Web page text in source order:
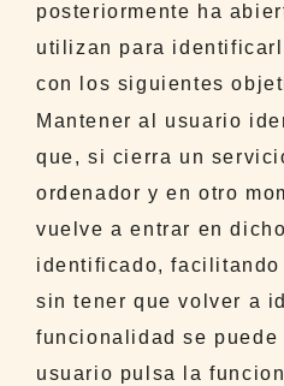
posteriormente ha
utilizan para
con los siguientes
Mantener al usuario
que, si cierra un
ordenador y en otro
vuelve a entrar en
identificado, facilitando
sin tener que volver a
funcionalidad se puede
usuario pulsa la